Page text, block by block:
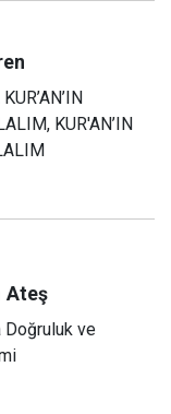
KUR'AN’IN
Ateş
Doğruluk ve